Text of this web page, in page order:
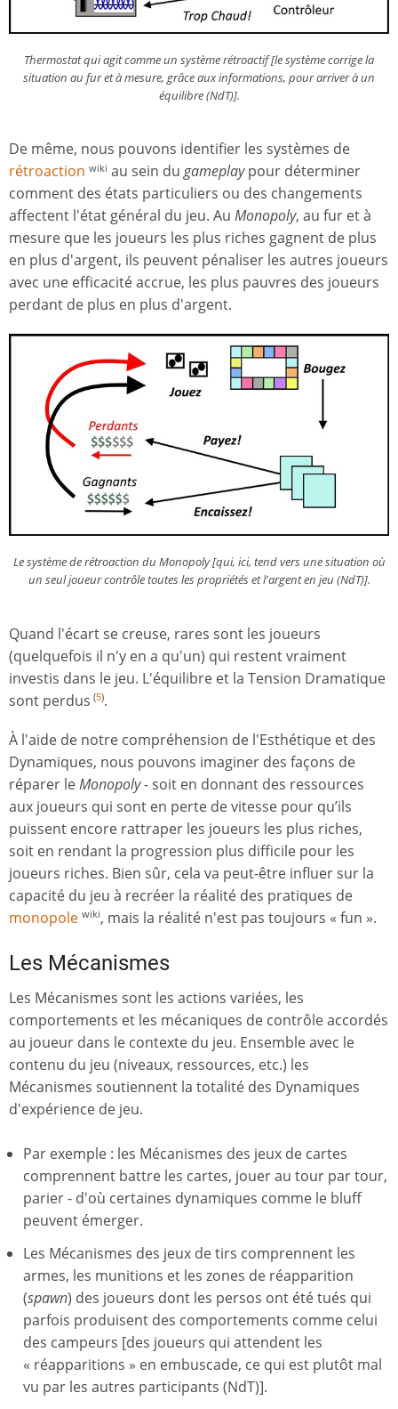
Thermostat qui agit comme un système rétroactif [le système corrige la
situation au fur et à mesure, grâce aux informations, pour arriver à un
équilibre (NdT)].
De même, nous pouvons identifier les systèmes de
rétroaction wiki au sein dugameplaypour déterminer
comment des états particuliers ou des changements
affectent l'état général du jeu. Au Monopoly, au fur et à
mesure que les joueurs les plus riches gagnent de plus
en plus d'argent, ils peuvent pénaliser les autres joueurs
avec une efficacité accrue, les plus pauvres des joueurs
perdant de plus en plus d'argent.
Le système de rétroaction du Monopoly[qui, ici, tend vers une situation où
un seul joueur contrôle toutes les propriétés et l'argent en jeu (NdT)].
Quand l'écart se creuse, rares sont les joueurs
(quelquefois il n'y en a qu'un) qui restent vraiment
investis dans le jeu. L'équilibre et la Tension Dramatique
sont perdus (5).
À l'aide de notre compréhension de l'Esthétique et des
Dynamiques, nous pouvons imaginer des façons de
réparer leMonopoly- soit en donnant des ressources
aux joueurs qui sont en perte de vitesse pour qu’ils
puissent encore rattraper les joueurs les plus riches,
soit en rendant la progression plus difficile pour les
joueurs riches. Bien sûr, cela va peut-être influer sur la
capacité du jeu à recréer la réalité des pratiques de
monopole wiki, mais la réalité n'est pas toujours « fun ».
Les Mécanismes
Les Mécanismes sont les actions variées, les
comportements et les mécaniques de contrôle accordés
au joueur dans le contexte du jeu. Ensemble avec le
contenu du jeu (niveaux, ressources, etc.) les
Mécanismes soutiennent la totalité des Dynamiques
d'expérience de jeu.
Par exemple : les Mécanismes des jeux de cartes
comprennent battre les cartes, jouer au tour par tour,
parier - d'où certaines dynamiques comme le bluff
peuvent émerger.
Les Mécanismes des jeux de tirs comprennent les
armes, les munitions et les zones de réapparition
(spawn) des joueurs dont les persos ont été tués qui
parfois produisent des comportements comme celui
des campeurs [des joueurs qui attendent les
« réapparitions » en embuscade, ce qui est plutôt mal
vu par les autres participants (NdT)].